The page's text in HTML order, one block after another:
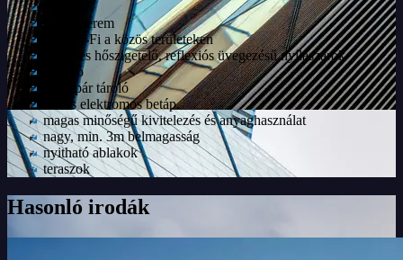
fitness terem
free Wi-Fi a közös területeken
hang- és hőszigetelő, reflexiós üvegezésű nyílászárók
kávézó
kerékpár tároló
kettős elektromos betáp.
magas minőségű kivitelezés és anyaghasználat
nagy, min. 3m belmagasság
nyitható ablakok
teraszok
Hasonló irodák